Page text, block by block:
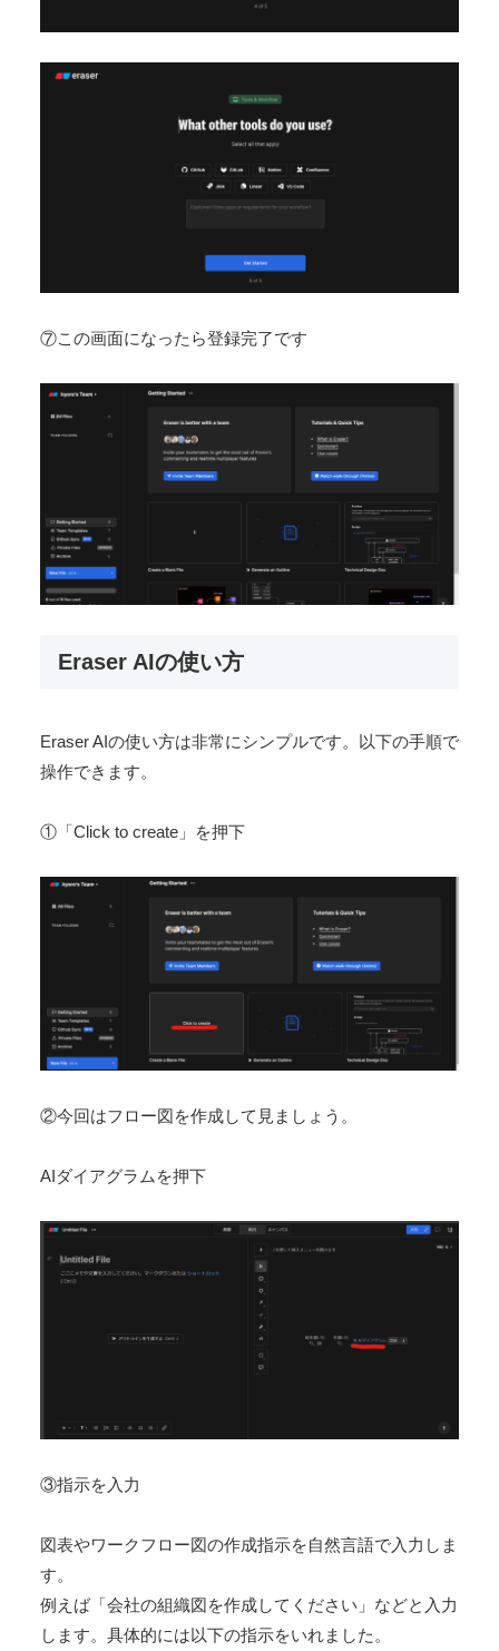
⑦この画面になったら登録完了です
Eraser AIの使い方
Eraser AIの使い方は非常にシンプルです。以下の手順で
操作できます。
①「Click to create」を押下
②今回はフロー図を作成して見ましょう。
AIダイアグラムを押下
③指示を入力
図表やワークフロー図の作成指示を自然言語で入力しま
す。
例えば「会社の組織図を作成してください」などと入力
します。具体的には以下の指示をいれました。